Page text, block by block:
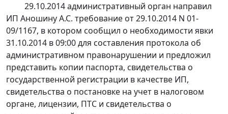
29.10.2014 административный орган направил
ИП Аношину А.С. требование от 29.10.2014 N 01-
09/1167, в котором сообщил о необходимости явки
31.10.2014 в 09:00 для составления протокола об
административном правонарушении и предложил
представить копии паспорта, свидетельства о
государственной регистрации в качестве ИП,
свидетельства о постановке на учет в налоговом
органе, лицензии, ПТС и свидетельства о